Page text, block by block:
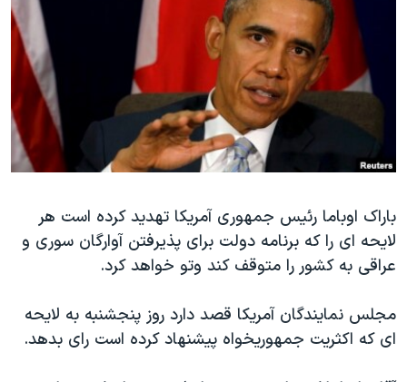
فرهنگ و زندگی
حقوق شهروندی
اقتصادی
علم و فناوری
آرشیو پخش زنده
انتخابات ریاست جمهوری آمریکا ۲۰۲۴
حمله جمهوری اسلامی به اسرائیل
رمز مهسا
ورزش زنان در ایران
مجموعه مستندهای دادخواهی
تریبونال مردمی آبان ۹۸
دادگاه حمید نوری
چهل سال گروگان‌گیری
قانون شفافیت دارائی کادر رهبری ایران
دنبال کنید
زبانهای مختلف
باراک اوباما رئیس جمهوری آمریکا تهدید کرده است هر
لایحه ای را که برنامه دولت برای پذیرفتن آوارگان سوری و
عراقی به کشور را متوقف کند وتو خواهد کرد.
مجلس نمایندگان آمریکا قصد دارد روز پنجشنبه به لایحه
ای که اکثریت جمهوریخواه پیشنهاد کرده است رای بدهد.